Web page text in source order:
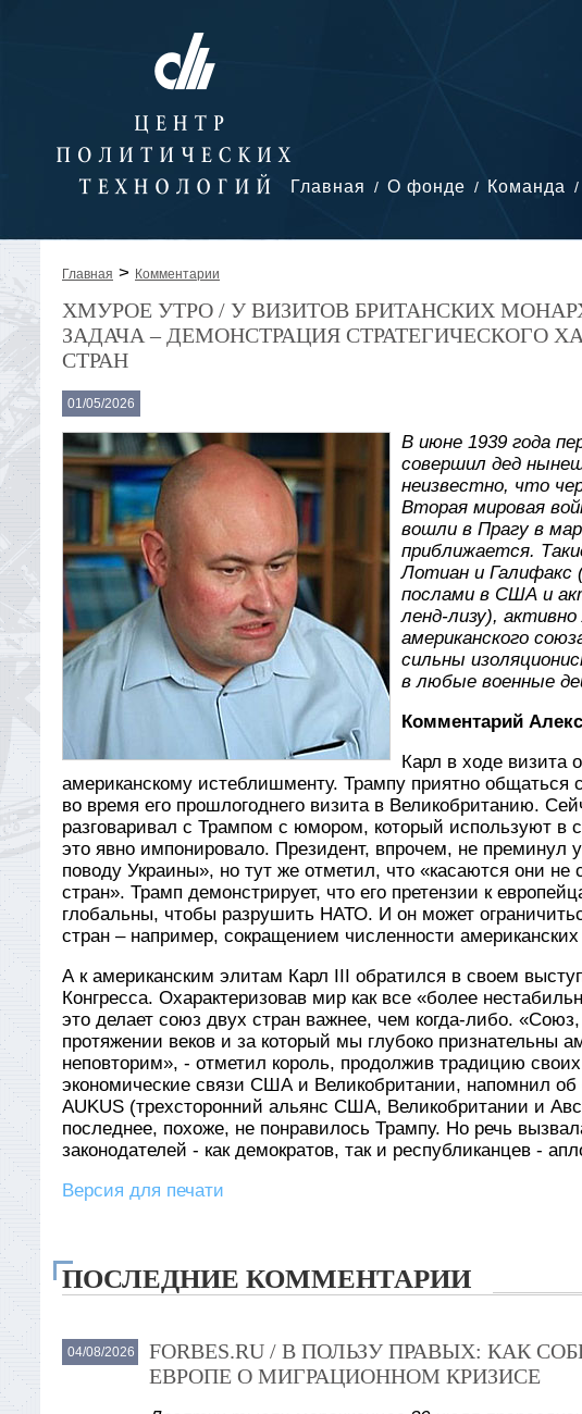
Главная О фонде Команда
Главная > Комментарии
ХМУРОЕ УТРО / У ВИЗИТОВ БРИТАНСКИХ
ЗАДАЧА – ДЕМОНСТРАЦИЯ СТРАТЕГИЧЕСКОГО
СТРАН
01/05/2026
В июне 1939 года
совершил дед
неизвестно, что
Вторая мировая
вошли в Прагу в
приближается.
Лотиан и Галифакс
послами в США и
ленд-лизу),
американского
сильны
в любые военные
Комментарий
Карл в ходе визита
американскому истеблишменту. Трампу приятно общаться
во время его прошлогоднего визита в Великобританию.
разговаривал с Трампом с юмором, который используют в
это явно импонировало. Президент, впрочем, не преминул
поводу Украины», но тут же отметил, что «касаются они не
стран». Трамп демонстрирует, что его претензии к
глобальны, чтобы разрушить НАТО. И он может
стран – например, сокращением численности
А к американским элитам Карл III обратился в своем
Конгресса. Охарактеризовав мир как все «более
это делает союз двух стран важнее, чем когда-либо.
протяжении веков и за который мы глубоко признательны
неповторим», - отметил король, продолжив традицию
экономические связи США и Великобритании, напомнил
AUKUS (трехсторонний альянс США, Великобритании и
последнее, похоже, не понравилось Трампу. Но речь
законодателей - как демократов, так и республиканцев -
Версия для печати
ПОСЛЕДНИЕ КОММЕНТАРИИ
04/08/2026
FORBES.RU / В ПОЛЬЗУ ПРАВЫХ: КАК
ЕВРОПЕ О МИГРАЦИОННОМ КРИЗИСЕ